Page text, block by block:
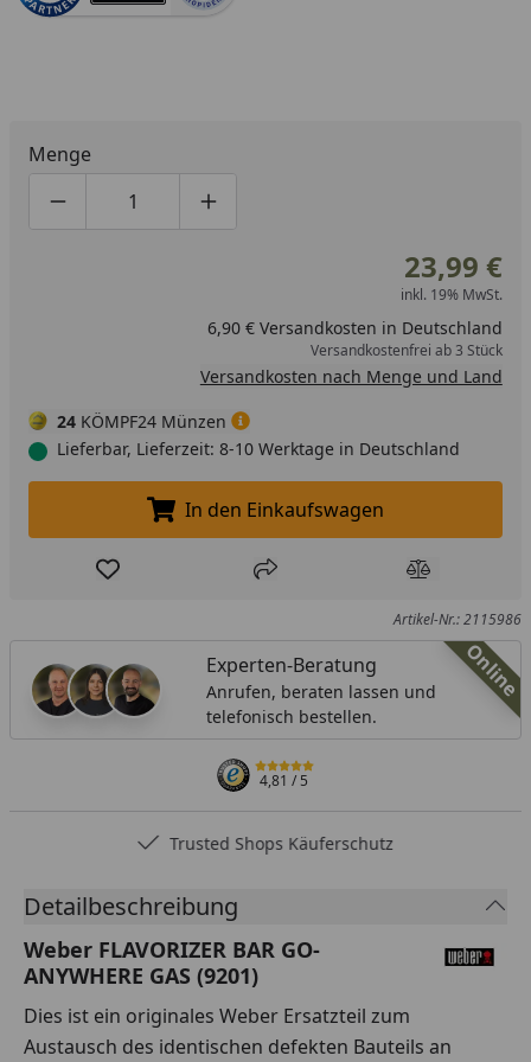
Menge
Produktmenge um eins verringern
Produktmenge manuell eingeben
Produktmenge um eins erhöhen
23,99 €
inkl. 19% MwSt.
6,90 € Versandkosten in Deutschland
Versandkostenfrei ab 3 Stück
Versandkosten nach Menge und Land
24 KÖMPF24 Münzen
Lieferbar, Lieferzeit: 8-10 Werktage in Deutschland
In den Einkaufswagen legen
In den Einkaufswagen
Produkt zur Wunschliste hinzufügen
Teilen Produkt
Artikel-Nr.: 2115986
Online
Experten-Beratung
Anrufen, beraten lassen und
telefonisch bestellen.
4,81/ 5
Trusted Shops Käuferschutz
Detailbeschreibung
Weber FLAVORIZER BAR GO-
ANYWHERE GAS (9201)
Dies ist ein originales Weber Ersatzteil zum
Austausch des identischen defekten Bauteils an